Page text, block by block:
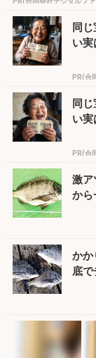
同
い実
PR(合
同
い実
PR(合
激
から
か
底で